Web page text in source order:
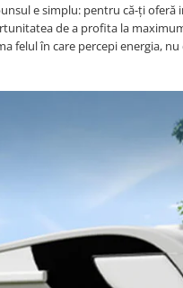
e simplu: pentru că-ți
de a profita la
felul în care percepi energia, nu